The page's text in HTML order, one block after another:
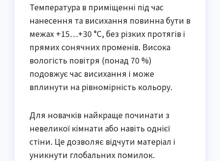
Температура в приміщенні під час
нанесення та висихання повинна бути в
межах +15…+30 °C, без різких протягів і
прямих сонячних променів. Висока
вологість повітря (понад 70 %)
подовжує час висихання і може
вплинути на рівномірність кольору.
Для новачків найкраще починати з
невеликої кімнати або навіть однієї
стіни. Це дозволяє відчути матеріал і
уникнути глобальних помилок.